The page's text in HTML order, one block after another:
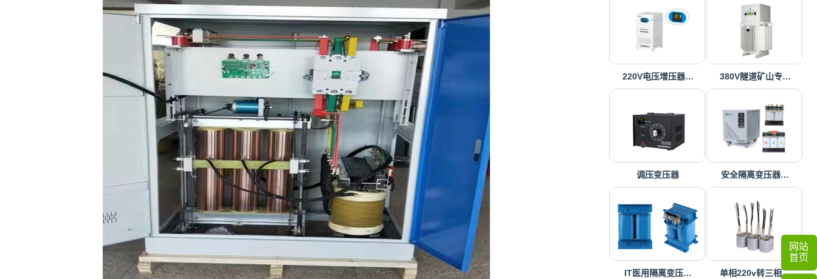
220V电压增压器… 380V隧道矿山专…
调压变压器 安全隔离变压器…
IT医用隔离变压… 单相220v转三相…
网站
首页